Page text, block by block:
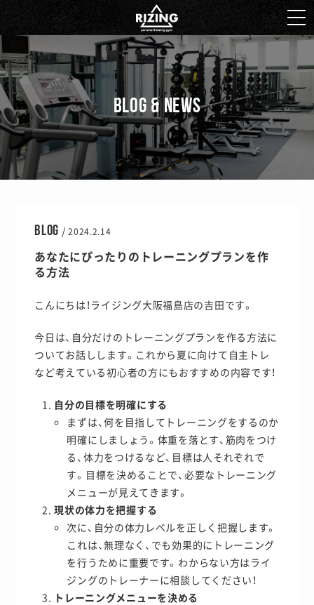
BLOG & NEWS
BLOG /2024.2.14
あなたにぴったりのトレーニングプランを作
る方法
こんにちは！ライジング大阪福島店の吉田です。
今日は、自分だけのトレーニングプランを作る方法に
ついてお話しします。これから夏に向けて自主トレ
など考えている初心者の方にもおすすめの内容です！
自分の目標を明確にする
まずは、何を目指してトレーニングをするのか
明確にしましょう。体重を落とす、筋肉をつけ
る、体力をつけるなど、目標は人それぞれで
す。目標を決めることで、必要なトレーニング
メニューが見えてきます。
現状の体力を把握する
次に、自分の体力レベルを正しく把握します。
これは、無理なく、でも効果的にトレーニング
を行うために重要です。わからない方はライ
ジングのトレーナーに相談してください！
トレーニングメニューを決める